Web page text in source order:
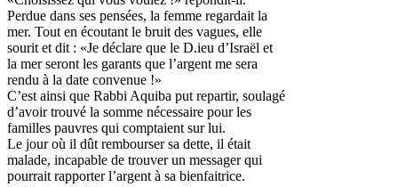
Perdue dans ses pensées, la femme regardait la
mer. Tout en écoutant le bruit des vagues, elle
sourit et dit : «Je déclare que le D.ieu d’Israël et
la mer seront les garants que l’argent me sera
rendu à la date convenue !»
C’est ainsi que Rabbi Aquiba put repartir, soulagé
d’avoir trouvé la somme nécessaire pour les
familles pauvres qui comptaient sur lui.
Le jour où il dût rembourser sa dette, il était
malade, incapable de trouver un messager qui
pourrait rapporter l’argent à sa bienfaitrice.